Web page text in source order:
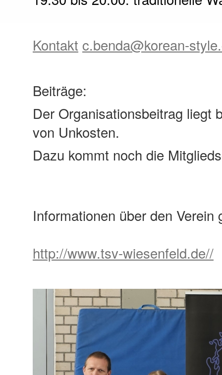
Kontakt c.benda@korean-
Beiträge:
Der Organisationsbeitrag liegt
von Unkosten.
Dazu kommt noch die
Informationen über den Verein
http://www.tsv-wiesenfeld.de//